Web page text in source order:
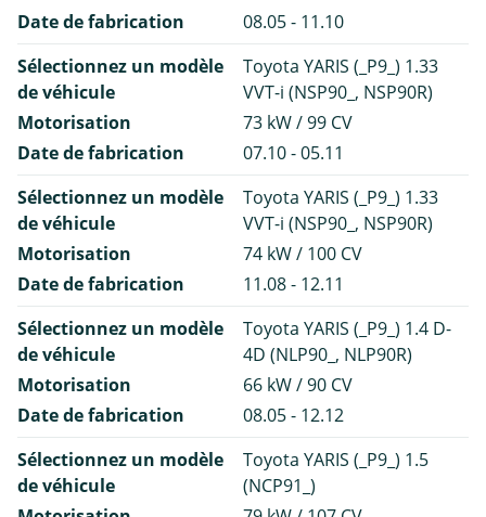
Date de fabrication
08.05 - 11.10
Sélectionnez un modèle
de véhicule
Toyota YARIS (_P9_) 1.33
VVT-i (NSP90_, NSP90R)
Motorisation
73 kW / 99 CV
Date de fabrication
07.10 - 05.11
Sélectionnez un modèle
de véhicule
Toyota YARIS (_P9_) 1.33
VVT-i (NSP90_, NSP90R)
Motorisation
74 kW / 100 CV
Date de fabrication
11.08 - 12.11
Sélectionnez un modèle
de véhicule
Toyota YARIS (_P9_) 1.4 D-
4D (NLP90_, NLP90R)
Motorisation
66 kW / 90 CV
Date de fabrication
08.05 - 12.12
Sélectionnez un modèle
de véhicule
Toyota YARIS (_P9_) 1.5
(NCP91_)